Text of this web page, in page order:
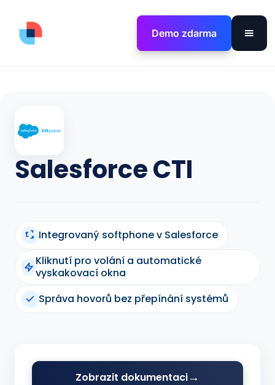
Demo zdarma
Salesforce CTI
Integrovaný softphone v Salesforce
Kliknutí pro volání a automatické
vyskakovací okna
Správa hovorů bez přepínání systémů
Zobrazit dokumentaci